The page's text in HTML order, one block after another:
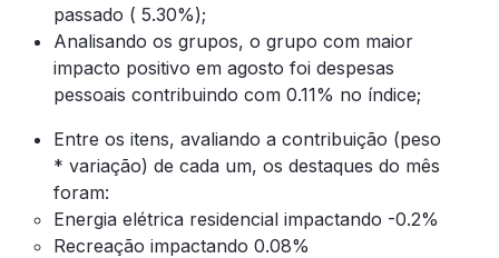
passado ( 5.30%);
Analisando os grupos, o grupo com maior
impacto positivo em agosto foi despesas
pessoais contribuindo com 0.11% no índice;
Entre os itens, avaliando a contribuição (peso
* variação) de cada um, os destaques do mês
foram:
Energia elétrica residencial impactando -0.2%
Recreação impactando 0.08%